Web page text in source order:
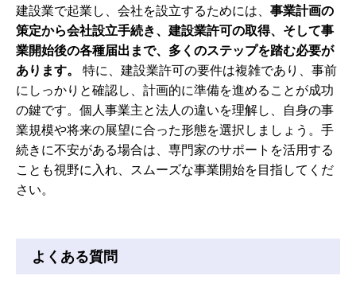
建設業で起業し、会社を設立するためには、 事業計画の
策定から会社設立手続き、建設業許可の取得、そして事
業開始後の各種届出まで、多くのステップを踏む必要が
あります。
特に、建設業許可の要件は複雑であり、事前
にしっかりと確認し、計画的に準備を進めることが成功
の鍵です。個人事業主と法人の違いを理解し、自身の事
業規模や将来の展望に合った形態を選択しましょう。手
続きに不安がある場合は、専門家のサポートを活用する
ことも視野に入れ、スムーズな事業開始を目指してくだ
さい。
よくある質問